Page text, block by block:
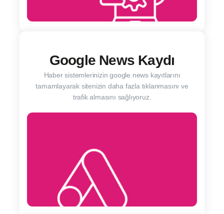
Google News Kaydı
Haber sistemlerinizin google news kayıtlarını
tamamlayarak sitenizin daha fazla tıklanmasını ve
trafik almasını sağlıyoruz.